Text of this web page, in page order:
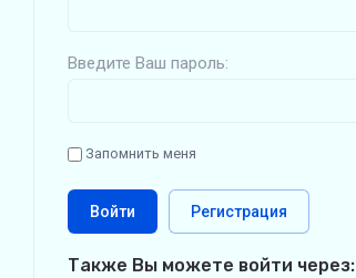
Введите Ваш пароль:
Запомнить меня
Войти Регистрация
Также Вы можете войти через: